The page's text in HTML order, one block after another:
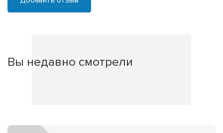
Вы недавно смотрели